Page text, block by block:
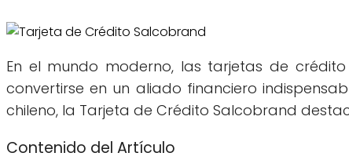
En el mundo moderno, las tarjetas de
convertirse en un aliado financiero
chileno, la Tarjeta de Crédito Salcobrand
Contenido del Artículo